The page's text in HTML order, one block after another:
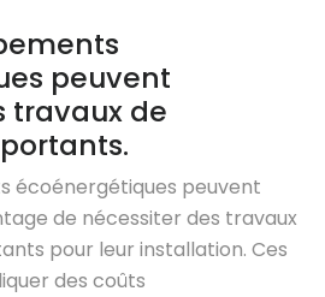
peuvent
travaux de
écoénergétiques peuvent
de nécessiter des travaux
pour leur installation. Ces
des coûts